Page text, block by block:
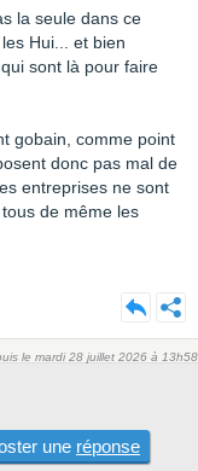
la seule dans ce
Hui... et bien
sont là pour faire
gobain, comme point
donc pas mal de
entreprises ne sont
de même les
le mardi 28 juillet 2026 à 13h58
une réponse